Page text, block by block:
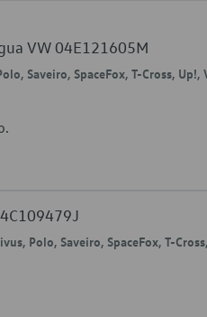
VW 04E121605M
Saveiro, SpaceFox, T-Cross,
Polo, Saveiro, SpaceFox, T-